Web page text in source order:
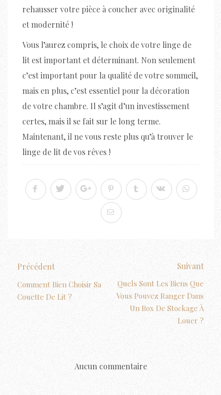
rehausser votre pièce à coucher avec originalité
et modernité !
Vous l’aurez compris, le choix de votre linge de
lit est important et déterminant. Non seulement
c’est important pour la qualité de votre sommeil,
mais en plus, c’est essentiel pour la décoration
de votre chambre. Il s’agit d’un investissement
certes, mais il se fait sur le long terme.
Maintenant, il ne vous reste plus qu’à trouver le
linge de lit de vos rêves !
Précédent
Comment Bien Choisir Sa
Couette De Lit ?
Suivant
Quels Sont Les Biens Que
Vous Pouvez Ranger Dans
Un Box De Stockage À
Louer ?
Aucun commentaire